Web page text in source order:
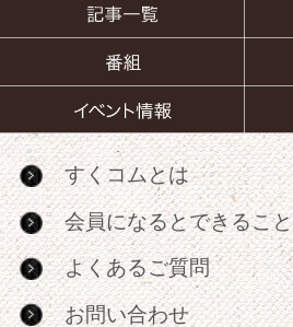
すくコムとは
会員になるとできること
よくあるご質問
お問い合わせ